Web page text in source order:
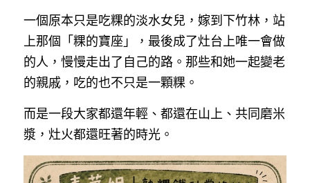
一個原本只是吃粿的淡水女兒，嫁到下竹林，站
上那個「粿的寶座」，最後成了灶台上唯一會做
的人，慢慢走出了自己的路。那些和她一起變老
的親戚，吃的也不只是一顆粿。
而是一段大家都還年輕、都還在山上、共同磨米
漿，灶火都還旺著的時光。